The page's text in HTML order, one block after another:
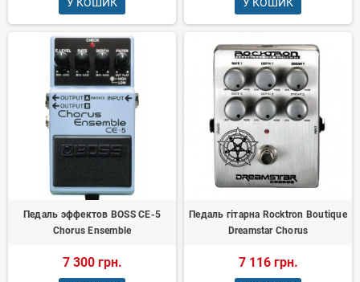
Педаль эффектов BOSS CE-5
Chorus Ensemble
7 300 грн.
Педаль гітарна Rocktron Boutique
Dreamstar Chorus
7 116 грн.